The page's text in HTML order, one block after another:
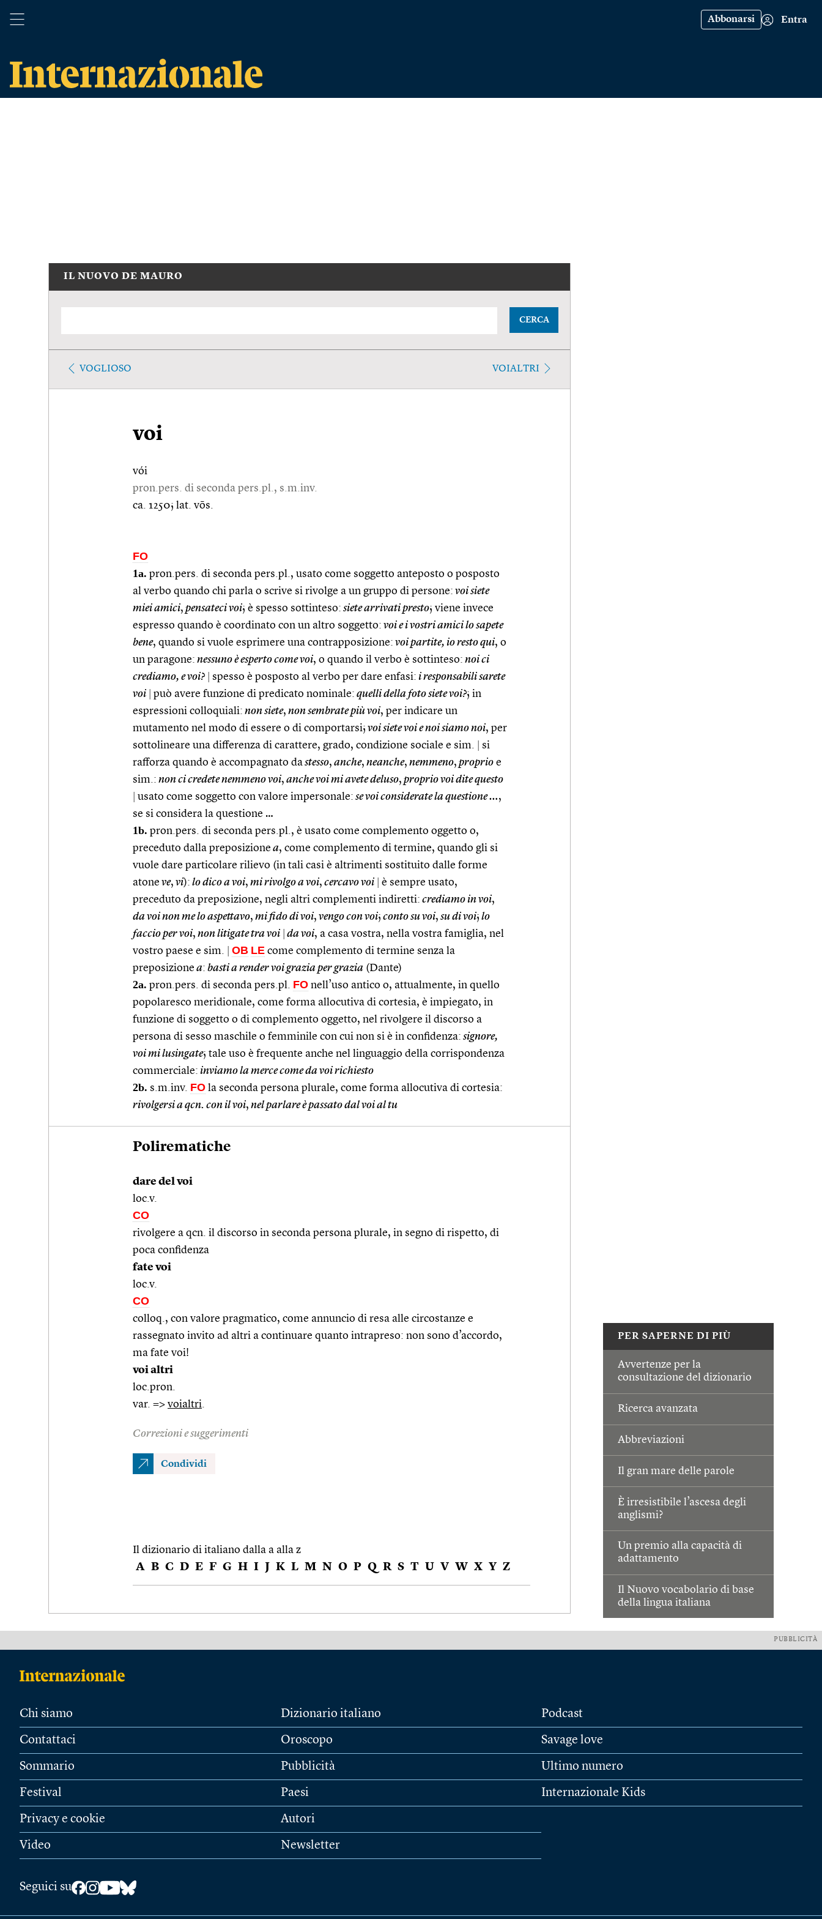
Abbonarsi Entra
PER SAPERNE DI PIÙ
Avvertenze per la
consultazione del dizionario
Ricerca avanzata
Abbreviazioni
Il gran mare delle parole
È irresistibile l’ascesa degli
anglismi?
Un premio alla capacità di
adattamento
Il Nuovo vocabolario di base
della lingua italiana
IL NUOVO DE MAURO
CERCA
VOGLIOSO VOIALTRI
voi
vói
pron.pers. di seconda pers.pl., s.m.inv.
ca. 1250; lat. vōs.
FO
1a. pron.pers. di seconda pers.pl., usato come soggetto anteposto o posposto
al verbo quando chi parla o scrive si rivolge a un gruppo di persone: voi siete
miei amici, pensateci voi; è spesso sottinteso: siete arrivati presto; viene invece
espresso quando è coordinato con un altro soggetto: voi e i vostri amici lo sapete
bene, quando si vuole esprimere una contrapposizione: voi partite, io resto qui, o
un paragone: nessuno è esperto come voi, o quando il verbo è sottinteso: noi ci
crediamo, e voi?
spesso è posposto al verbo per dare enfasi: i responsabili sarete
voi
può avere funzione di predicato nominale: quelli della foto siete voi?; in
espressioni colloquiali: non siete, non sembrate più voi, per indicare un
mutamento nel modo di essere o di comportarsi; voi siete voi e noi siamo noi, per
sottolineare una differenza di carattere, grado, condizione sociale e sim.
si
rafforza quando è accompagnato dastesso, anche, neanche, nemmeno, proprio e
sim.: non ci credete nemmeno voi, anche voi mi avete deluso, proprio voi dite questo
usato come soggetto con valore impersonale: se voi considerate la questione …,
se si considera la questione …
1b. pron.pers. di seconda pers.pl., è usato come complemento oggetto o,
preceduto dalla preposizione a, come complemento di termine, quando gli si
vuole dare particolare rilievo (in tali casi è altrimenti sostituito dalle forme
atone ve, vi): lo dico a voi, mi rivolgo a voi, cercavo voi
è sempre usato,
preceduto da preposizione, negli altri complementi indiretti: crediamo in voi,
da voi non me lo aspettavo, mi fido di voi, vengo con voi; conto su voi, su di voi; lo
faccio per voi, non litigate tra voi da voi, a casa vostra, nella vostra famiglia, nel
vostro paese e sim.
OB LE come complemento di termine senza la
preposizione a: basti a render voi grazia per grazia (Dante)
2a. pron.pers. di seconda pers.pl. FO nell’uso antico o, attualmente, in quello
popolaresco meridionale, come forma allocutiva di cortesia, è impiegato, in
funzione di soggetto o di complemento oggetto, nel rivolgere il discorso a
persona di sesso maschile o femminile con cui non si è in confidenza: signore,
voi mi lusingate; tale uso è frequente anche nel linguaggio della corrispondenza
commerciale: inviamo la merce come da voi richiesto
2b. s.m.inv. FO la seconda persona plurale, come forma allocutiva di cortesia:
rivolgersi a qcn. con il voi, nel parlare è passato dal voi al tu
Polirematiche
dare del voi
loc.v.
CO
rivolgere a qcn. il discorso in seconda persona plurale, in segno di rispetto, di
poca confidenza
fate voi
loc.v.
CO
colloq., con valore pragmatico, come annuncio di resa alle circostanze e
rassegnato invito ad altri a continuare quanto intrapreso: non sono d’accordo,
ma fate voi!
voi altri
loc.pron.
var. => voialtri.
Correzioni e suggerimenti
Condividi
Il dizionario di italiano dalla a alla z
A B C D E F G H I J K L M N O P Q R S T U V W X Y Z
PUBBLICITÀ
Chi siamo
Contattaci
Sommario
Festival
Privacy e cookie
Video
Dizionario italiano
Oroscopo
Pubblicità
Paesi
Autori
Newsletter
Podcast
Savage love
Ultimo numero
Internazionale Kids
Seguici su